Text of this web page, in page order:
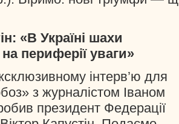
«В Україні шахи
периферії уваги»
інтерв’ю для
з журналістом Іваном
президент Федерації